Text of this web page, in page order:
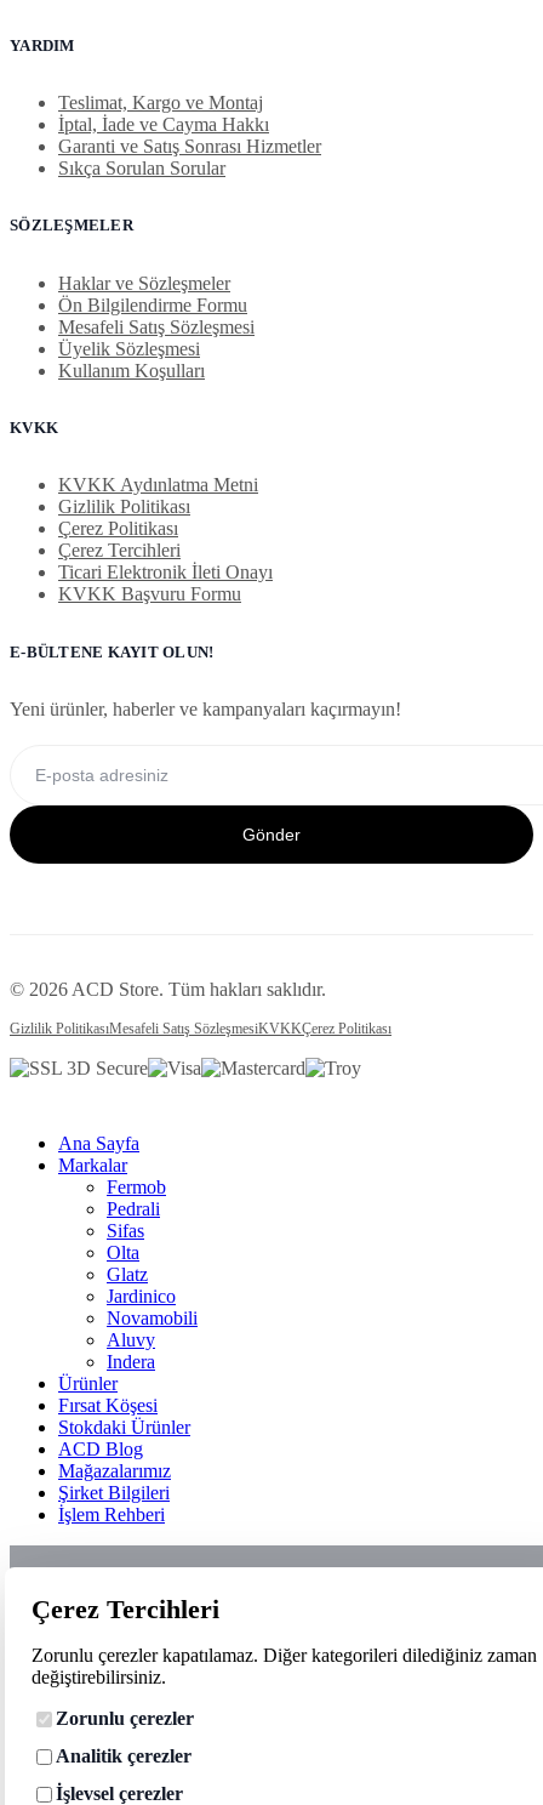
YARDIM
Teslimat, Kargo ve Montaj
İptal, İade ve Cayma Hakkı
Garanti ve Satış Sonrası Hizmetler
Sıkça Sorulan Sorular
SÖZLEŞMELER
Haklar ve Sözleşmeler
Ön Bilgilendirme Formu
Mesafeli Satış Sözleşmesi
Üyelik Sözleşmesi
Kullanım Koşulları
KVKK
KVKK Aydınlatma Metni
Gizlilik Politikası
Çerez Politikası
Çerez Tercihleri
Ticari Elektronik İleti Onayı
KVKK Başvuru Formu
E-BÜLTENE KAYIT OLUN!
Yeni ürünler, haberler ve kampanyaları kaçırmayın!
Gönder
© 2026 ACD Store. Tüm hakları saklıdır.
Gizlilik PolitikasıMesafeli Satış SözleşmesiKVKKÇerez Politikası
Ana Sayfa
Markalar
Fermob
Pedrali
Sifas
Olta
Glatz
Jardinico
Novamobili
Aluvy
Indera
Ürünler
Fırsat Köşesi
Stokdaki Ürünler
ACD Blog
Mağazalarımız
Şirket Bilgileri
İşlem Rehberi
Çerez Tercihleri
Zorunlu çerezler kapatılamaz. Diğer kategorileri dilediğiniz zaman
değiştirebilirsiniz.
Zorunlu çerezler
Analitik çerezler
İşlevsel çerezler